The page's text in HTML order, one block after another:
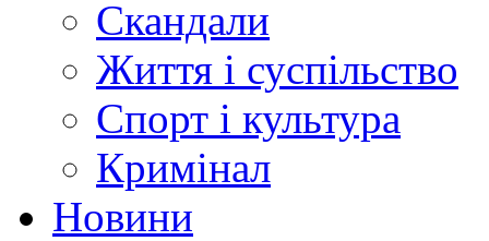
Скандали
Життя і суспільство
Спорт і культура
Кримінал
Новини